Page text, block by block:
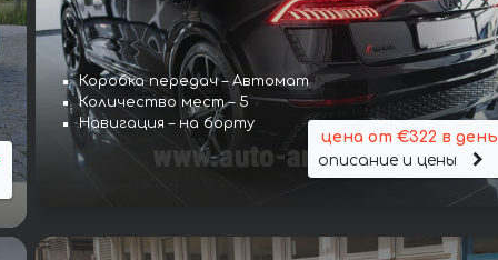
Коробка передач – Автомат
Количество мест – 5
Навигация – на борту
цена от €322 в день
описание и цены